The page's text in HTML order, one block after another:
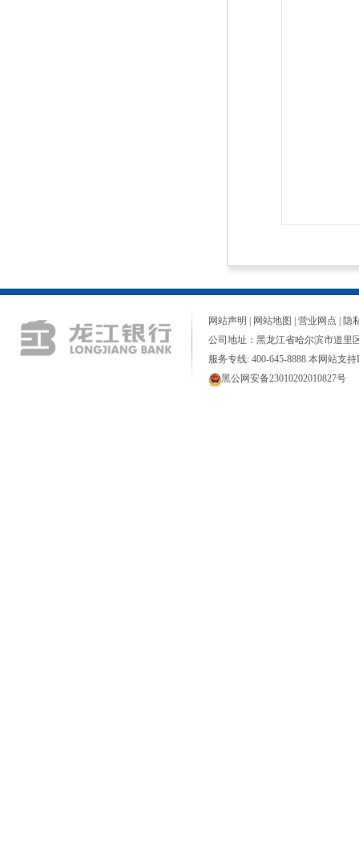
网站声明 网站地图 营业网点
隐
公司地址：黑龙江省哈尔滨市道里
服务专线: 400-645-8888 本网站支持
黑公网安备23010202010827号